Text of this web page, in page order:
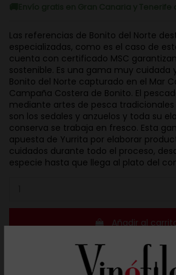
Las referencias de Bonito del Norte
especializadas, como es el caso de
cuenta con certificado MSC
sostenible. Es una gama muy cuidada
Bonito del Norte capturado en el Mar
Campaña Costera de Bonito. El
mediante artes de pesca
son los sedales y anzuelos y toda su
conserva se trabaja en fresco. Esta
apuesta de Yurrita por elaborar
cuidados durante todo el proceso,
especie hasta que llega al plato del
Añadir al
Añadir a mis